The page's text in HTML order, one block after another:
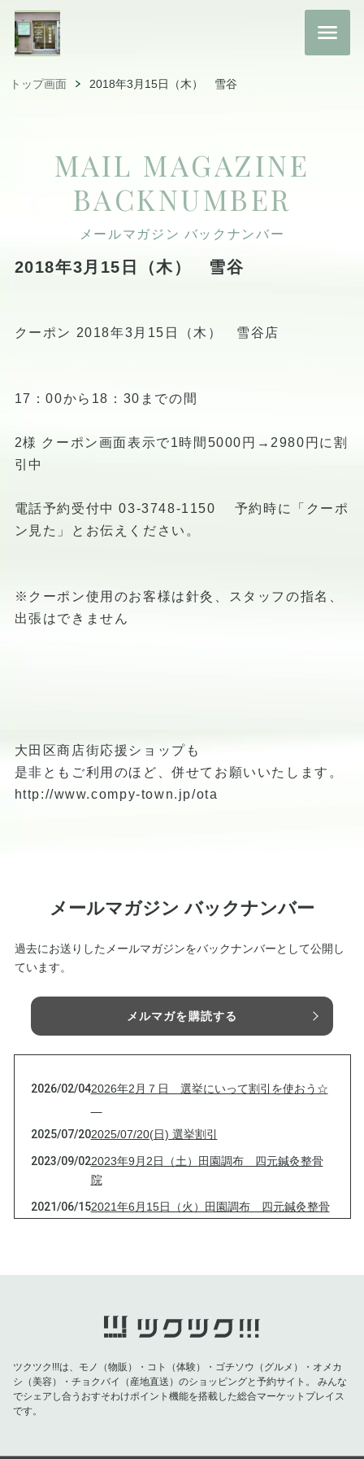
トップ画面 2018年3月15日（木） 雪谷
MAIL MAGAZINE
BACKNUMBER
メールマガジン バックナンバー
2018年3月15日（木） 雪谷
クーポン 2018年3月15日（木） 雪谷店
17：00から18：30までの間
2様 クーポン画面表示で1時間5000円→2980円に割
引中
電話予約受付中 03-3748-1150 予約時に「クーポ
ン見た」とお伝えください。
※クーポン使用のお客様は針灸、スタッフの指名、
出張はできません
大田区商店街応援ショップも
是非ともご利用のほど、併せてお願いいたします。
http://www.compy-town.jp/ota
メールマガジン バックナンバー
過去にお送りしたメールマガジンをバックナンバーとして公開し
ています。
メルマガを購読する
2026/02/042026年2月７日 選挙にいって割引を使おう☆
2025/07/202025/07/20(日) 選挙割引
2023/09/022023年9月2日（土）田園調布 四元鍼灸整骨
院
2021/06/152021年6月15日（火）田園調布 四元鍼灸整骨
院
2021/03/03 2021年3月3日（水）田園調布 四元鍼灸整骨
院
ツクツク!!!は、モノ（物販）・コト（体験）・ゴチソウ（グルメ）・オメカ
シ（美容）・チョクバイ（産地直送）のショッピングと予約サイト。
みんな
でシェアし合うおすそわけポイント機能を搭載した総合マーケットプレイス
です。